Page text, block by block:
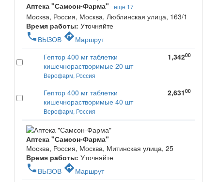
Аптека "Самсон-Фарма" еще 17
Москва, Россия, Москва, Люблинская улица, 163/1
Время работы: Уточняйте
phone ВЫЗОВ directionsМаршрут
Гептор 400 мг таблетки
кишечнорастворимые 20 шт
Верофарм, Россия
1,34200
Гептор 400 мг таблетки
кишечнорастворимые 40 шт
Верофарм, Россия
2,63100
Аптека "Самсон-Фарма"
Москва, Россия, Москва, Митинская улица, 25
Время работы: Уточняйте
phone ВЫЗОВ directionsМаршрут